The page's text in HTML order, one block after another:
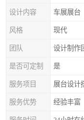
设计内容 车展展台
风格 现代
团队 设计制作
是否可定制 是
服务项目 展台设计
服务优势 经验丰富